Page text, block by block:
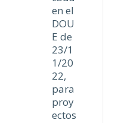
en el
DOU
E de
23/1
1/20
22,
para
proy
ectos